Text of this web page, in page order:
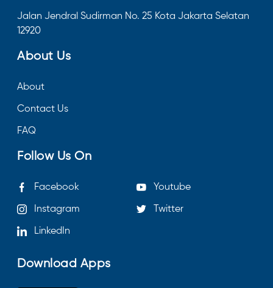
Jalan Jendral Sudirman No. 25 Kota Jakarta Selatan
12920
About Us
About
Contact Us
FAQ
Follow Us On
Facebook Youtube
Instagram Twitter
LinkedIn
Download Apps